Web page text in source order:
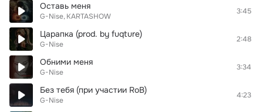
Оставь меня
G-Nise KARTASHOW
3:45
Царапка (prod. by fuqture)
G-Nise
2:48
Обними меня
G-Nise
3:34
Без тебя (при участии RoB)
G-Nise
4:23